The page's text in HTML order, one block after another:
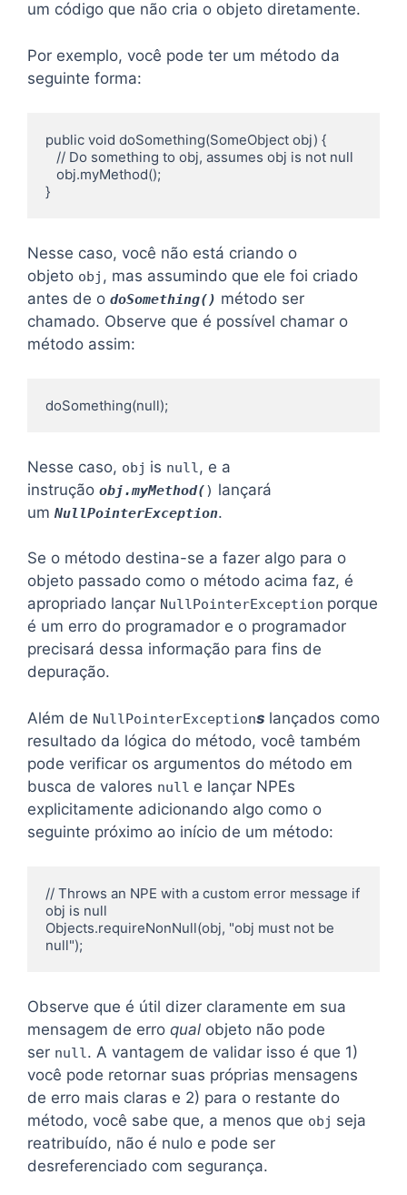
um código que não cria o objeto diretamente.
Por exemplo, você pode ter um método da
seguinte forma:
public void doSomething(SomeObject obj) {
}
Nesse caso, você não está criando o
objeto obj , mas assumindo que ele foi criado
antes de o doSomething() método ser
chamado. Observe que é possível chamar o
método assim:
doSomething(null);
Nesse caso, obj is null, e a
instrução obj.myMethod() lançará
um NullPointerException.
Se o método destina-se a fazer algo para o
objeto passado como o método acima faz, é
apropriado lançar NullPointerException porque
é um erro do programador e o programador
precisará dessa informação para fins de
depuração.
Além de NullPointerExceptions lançados como
resultado da lógica do método, você também
pode verificar os argumentos do método em
busca de valores null e lançar NPEs
explicitamente adicionando algo como o
seguinte próximo ao início de um método:
// Throws an NPE with a custom error message if
obj is null
Objects.requireNonNull(obj, "obj must not be
null");
Observe que é útil dizer claramente em sua
mensagem de erro qual objeto não pode
ser null. A vantagem de validar isso é que 1)
você pode retornar suas próprias mensagens
de erro mais claras e 2) para o restante do
método, você sabe que, a menos que obj seja
reatribuído, não é nulo e pode ser
desreferenciado com segurança.